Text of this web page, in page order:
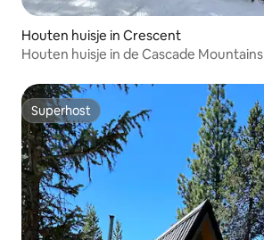
Houten huisje in Crescent
Houten huisje in de Cascade Mountains
Superhost
Superhost